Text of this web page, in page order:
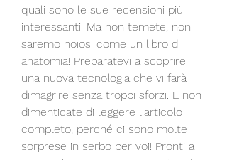
quali sono le sue recensioni più
interessanti. Ma non temete, non
saremo noiosi come un libro di
anatomia! Preparatevi a scoprire
una nuova tecnologia che vi farà
dimagrire senza troppi sforzi. E non
dimenticate di leggere l'articolo
completo, perché ci sono molte
sorprese in serbo per voi! Pronti a